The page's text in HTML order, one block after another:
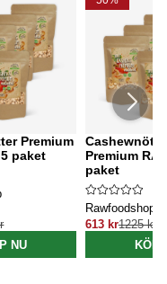
Premium
paket
NU
Premium
paket
Rawfoodshop
613 kr1225 kr
KÖP